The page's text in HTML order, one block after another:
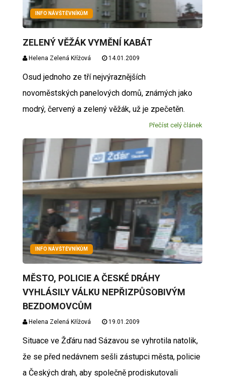
INFO NÁVŠTĚVNÍKŮM
ZELENÝ VĚŽÁK VYMĚNÍ KABÁT
Helena Zelená Křížová 14.01.2009
Osud jednoho ze tří nejvýraznějších
novoměstských panelových domů, známých jako
modrý, červený a zelený věžák, už je zpečetěn.
Přečíst celý článek
INFO NÁVŠTĚVNÍKŮM
MĚSTO, POLICIE A ČESKÉ DRÁHY
VYHLÁSILY VÁLKU NEPŘIZPŮSOBIVÝM
BEZDOMOVCŮM
Helena Zelená Křížová 19.01.2009
Situace ve Žďáru nad Sázavou se vyhrotila natolik,
že se před nedávnem sešli zástupci města, policie
a Českých drah, aby společně prodiskutovali